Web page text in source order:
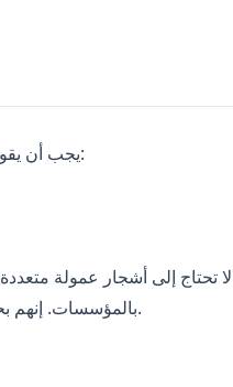
يجب أن يقوم نظام التسويق بالعمولة بثلاثة أشياء بشكل جيد:
تحتاج إلى أشجار عمولة
بالمؤسسات. إنهمولوحة تحكم نظيفة ومفهومة.